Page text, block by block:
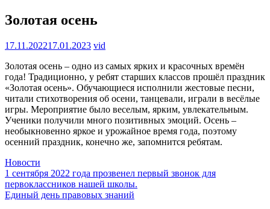
Золотая осень
17.11.202217.01.2023 vid
Золотая осень – одно из самых ярких и красочных времён
года! Традиционно, у ребят старших классов прошёл праздник
«Золотая осень». Обучающиеся исполнили жестовые песни,
читали стихотворения об осени, танцевали, играли в весёлые
игры. Мероприятие было веселым, ярким, увлекательным.
Ученики получили много позитивных эмоций. Осень –
необыкновенно яркое и урожайное время года, поэтому
осенний праздник, конечно же, запомнится ребятам.
Новости
Навигация
по
1 сентября 2022 года прозвенел первый звонок для
первоклассников нашей школы.
Единый день правовых знаний